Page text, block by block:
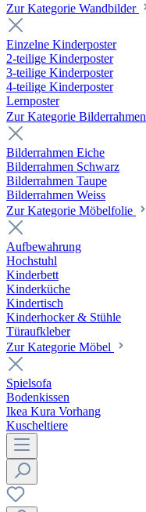
Zur Kategorie Wandbilder
Einzelne Kinderposter
2-teilige Kinderposter
3-teilige Kinderposter
4-teilige Kinderposter
Lernposter
Zur Kategorie Bilderrahmen
Bilderrahmen Eiche
Bilderrahmen Schwarz
Bilderrahmen Taupe
Bilderrahmen Weiss
Zur Kategorie Möbelfolie
Aufbewahrung
Hochstuhl
Kinderbett
Kinderküche
Kindertisch
Kinderhocker & Stühle
Türaufkleber
Zur Kategorie Möbel
Spielsofa
Bodenkissen
Ikea Kura Vorhang
Kuscheltiere